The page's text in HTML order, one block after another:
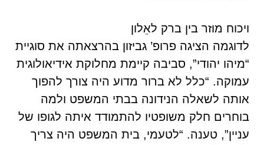
ויכוח מוזר בין ברק לאֵלון
לדוגמה הציגה פרופ’ גביזון בהרצאתה את סוגיית
“מיהו יהודי”, סביבה קיימת מחלוקת אידיאולוגית
עמוקה. “כלל לא ברור מדוע היה צורך להפוך
אותה לשאלה הנידונה בבתי המשפט ולמה
בוחרים חלק משופטיו להתמודד איתה לגופו של
עניין”, טענה. “לטעמי, בית המשפט היה צריך